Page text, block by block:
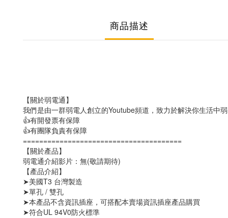
商品描述
【關於弱電通】
我們是由一群弱電人創立的Youtube頻道，致力於解決你生活中
👍有開發票有保障
👍有團隊負責有保障
=======================================
【關於產品】
弱電通介紹影片：無(敬請期待)
【產品介紹】
➤美國T3 台灣製造
➤單孔 / 雙孔
➤本產品不含資訊插座，可搭配本賣場資訊插座產品購買
➤符合UL 94V0防火標準